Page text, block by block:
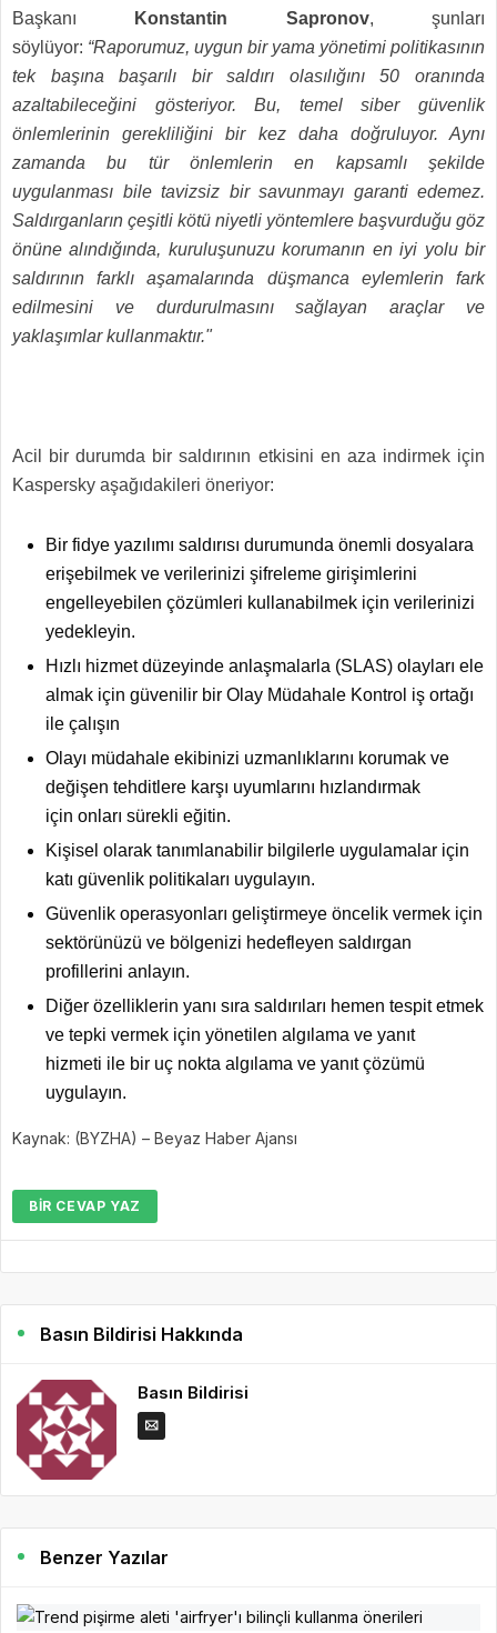
Başkanı
Konstantin Sapronov, şunları
söylüyor: “Raporumuz, uygun bir yama yönetimi politikasının
tek başına başarılı bir saldırı olasılığını 50 oranında
azaltabileceğini gösteriyor. Bu, temel siber güvenlik
önlemlerinin gerekliliğini bir kez daha doğruluyor. Aynı
zamanda bu tür önlemlerin en kapsamlı şekilde
uygulanması bile tavizsiz bir savunmayı garanti edemez.
Saldırganların çeşitli kötü niyetli yöntemlere başvurduğu göz
önüne alındığında, kuruluşunuzu korumanın en iyi yolu bir
saldırının farklı aşamalarında düşmanca eylemlerin fark
edilmesini ve durdurulmasını sağlayan araçlar ve
yaklaşımlar kullanmaktır."
Acil bir durumda bir saldırının etkisini en aza indirmek için
Kaspersky aşağıdakileri öneriyor:
Bir fidye yazılımı saldırısı durumunda önemli dosyalara
erişebilmek ve verilerinizi şifreleme girişimlerini
engelleyebilen çözümleri kullanabilmek için verilerinizi
yedekleyin.
Hızlı hizmet düzeyinde anlaşmalarla (SLAS) olayları ele
almak için güvenilir bir Olay Müdahale Kontrol iş ortağı
ile çalışın
Olayı müdahale ekibinizi uzmanlıklarını korumak ve
değişen tehditlere karşı uyumlarını hızlandırmak
için onları sürekli eğitin.
Kişisel olarak tanımlanabilir bilgilerle uygulamalar için
katı güvenlik politikaları uygulayın.
Güvenlik operasyonları geliştirmeye öncelik vermek için
sektörünüzü ve bölgenizi hedefleyen saldırgan
profillerini anlayın.
Diğer özelliklerin yanı sıra saldırıları hemen tespit etmek
ve tepki vermek için yönetilen algılama ve yanıt
hizmeti ile bir uç nokta algılama ve yanıt çözümü
uygulayın.
Kaynak: (BYZHA) – Beyaz Haber Ajansı
BIR CEVAP YAZ
Basın Bildirisi Hakkında
Basın Bildirisi
Benzer Yazılar